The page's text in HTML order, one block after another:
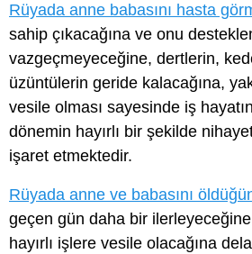
Rüyada anne babasını hasta
sahip çıkacağına ve onu
vazgeçmeyeceğine, dertlerin,
üzüntülerin geride kalacağına,
vesile olması sayesinde iş
dönemin hayırlı bir şekilde
işaret etmektedir.
Rüyada anne ve babasını
geçen gün daha bir
hayırlı işlere vesile olacağına